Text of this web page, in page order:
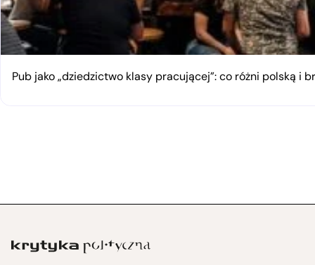
Pub jako „dziedzictwo klasy pracującej”: co różni polską i